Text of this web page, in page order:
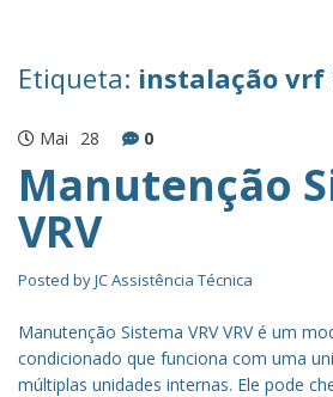
Etiqueta: instalação
Mai 28 0
Manutenção
VRV
Posted byJC Assistência Técnica
Manutenção Sistema VRV VRV é um
condicionado que funciona com uma
múltiplas unidades internas. Ele pode